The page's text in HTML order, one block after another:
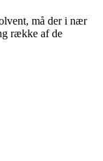
må der i nær
række af de